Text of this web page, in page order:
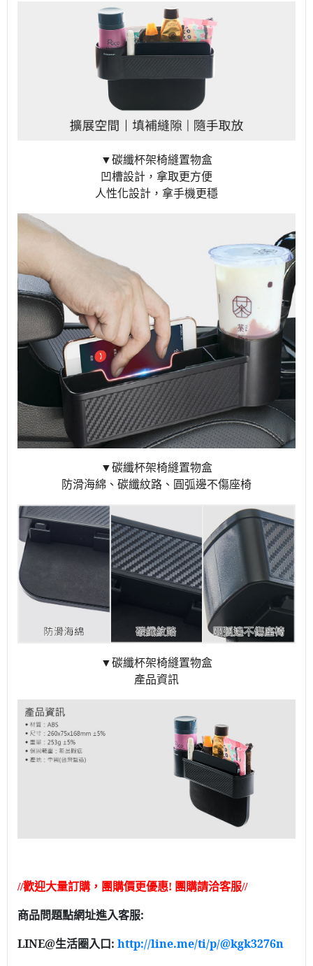
▼碳纖杯架椅縫置物盒
凹槽設計，拿取更方便
人性化設計，拿手機更穩
▼碳纖杯架椅縫置物盒
防滑海綿、碳纖紋路、圓弧邊不傷座椅
▼碳纖杯架椅縫置物盒
產品資訊
//歡迎大量訂購，團購價更優惠! 團購請洽客服//
商品問題點網址進入客服:
LINE@生活圈入口: http://line.me/ti/p/@kgk3276n